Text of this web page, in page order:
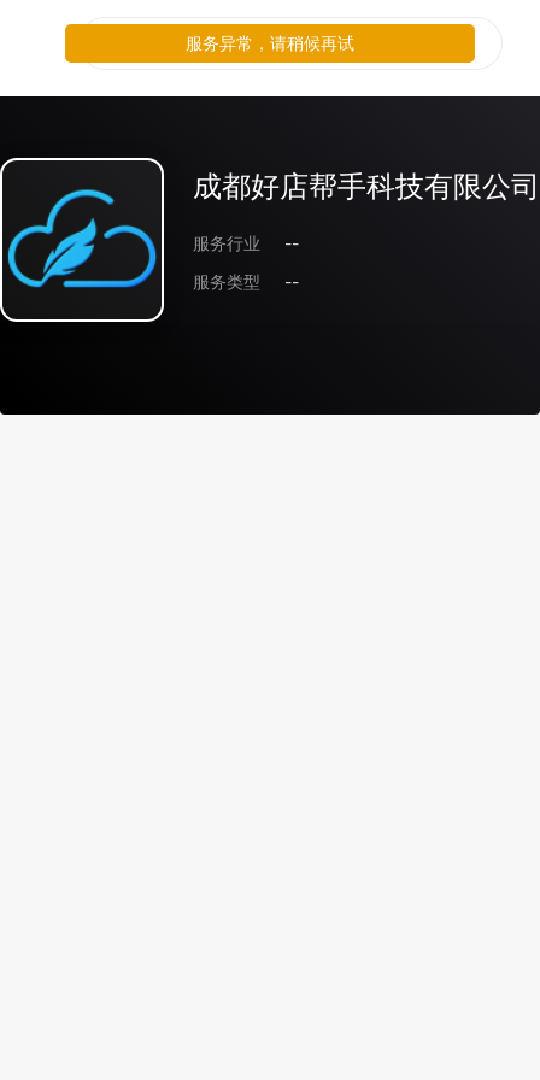
成都好店帮手科技有限公司
服务行业
--
服务类型
--
服务异常，请稍候再试